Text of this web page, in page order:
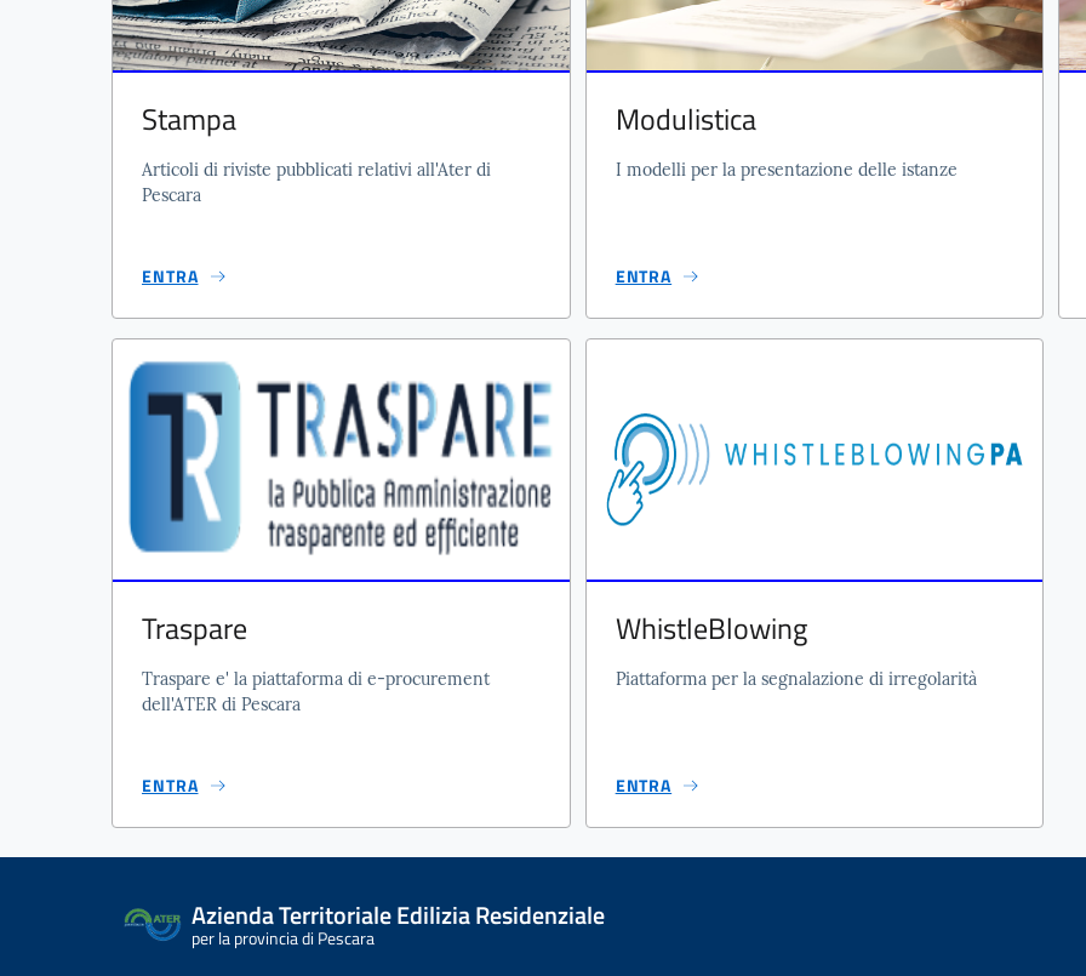
Stampa
Articoli di riviste pubblicati relativi all'Ater di
Pescara
ENTRA
Modulistica
I modelli per la presentazione delle istanze
ENTRA
Traspare
Traspare e' la piattaforma di e-procurement
dell'ATER di Pescara
ENTRA
WhistleBlowing
Piattaforma per la segnalazione di irregolarità
ENTRA
Azienda Territoriale Edilizia Residenziale
per la provincia di Pescara